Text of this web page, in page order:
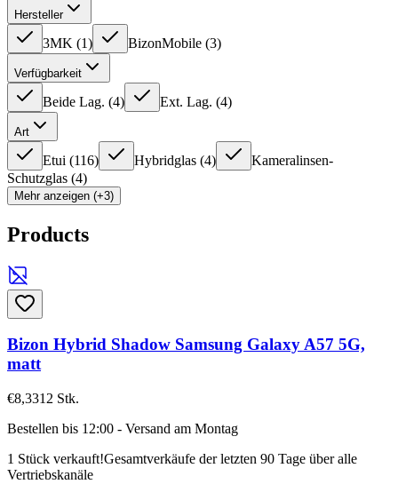
Hersteller
3MK (1) BizonMobile (3)
Verfügbarkeit
Beide Lag. (4) Ext. Lag. (4)
Art
Etui (116) Hybridglas (4)
Kameralinsen-
Schutzglas (4)
Mehr anzeigen (+3)
Products
Bizon Hybrid Shadow Samsung Galaxy A57 5G,
matt
€8,3312 Stk.
Bestellen bis 12:00 - Versand am Montag
1 Stück verkauft!Gesamtverkäufe der letzten 90 Tage über alle
Vertriebskanäle